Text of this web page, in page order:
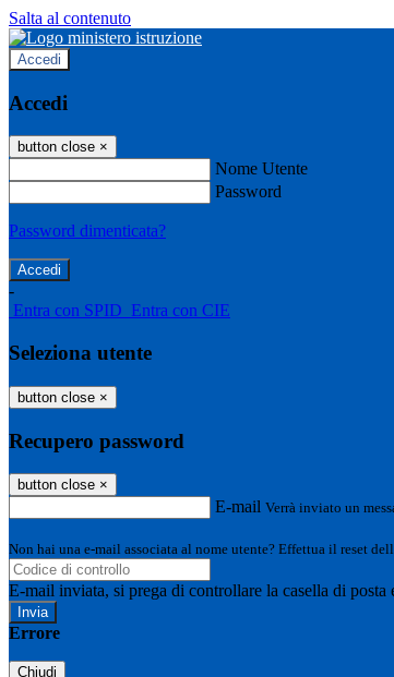
Salta al contenuto
Accedi
Accedi
button close ×
Nome Utente
Password
Password dimenticata?
-
Entra con SPID Entra con CIE
Seleziona utente
button close ×
Recupero password
button close ×
E-mail Verrà inviato un
Non hai una e-mail associata al nome utente? Effettua il reset
E-mail inviata, si prega di controllare la casella di posta
Errore
Chiudi